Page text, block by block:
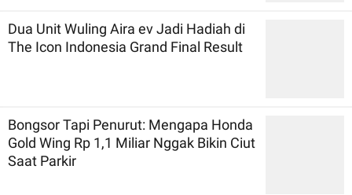
Dua Unit Wuling Aira ev Jadi Hadiah di
The Icon Indonesia Grand Final Result
Bongsor Tapi Penurut: Mengapa Honda
Gold Wing Rp 1,1 Miliar Nggak Bikin Ciut
Saat Parkir